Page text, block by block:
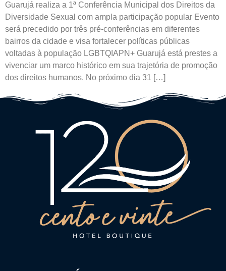
Guarujá realiza a 1ª Conferência Municipal dos Direitos da
Diversidade Sexual com ampla participação popular Evento
será precedido por três pré-conferências em diferentes
bairros da cidade e visa fortalecer políticas públicas
voltadas à população LGBTQIAPN+ Guarujá está prestes a
vivenciar um marco histórico em sua trajetória de promoção
dos direitos humanos. No próximo dia 31 […]